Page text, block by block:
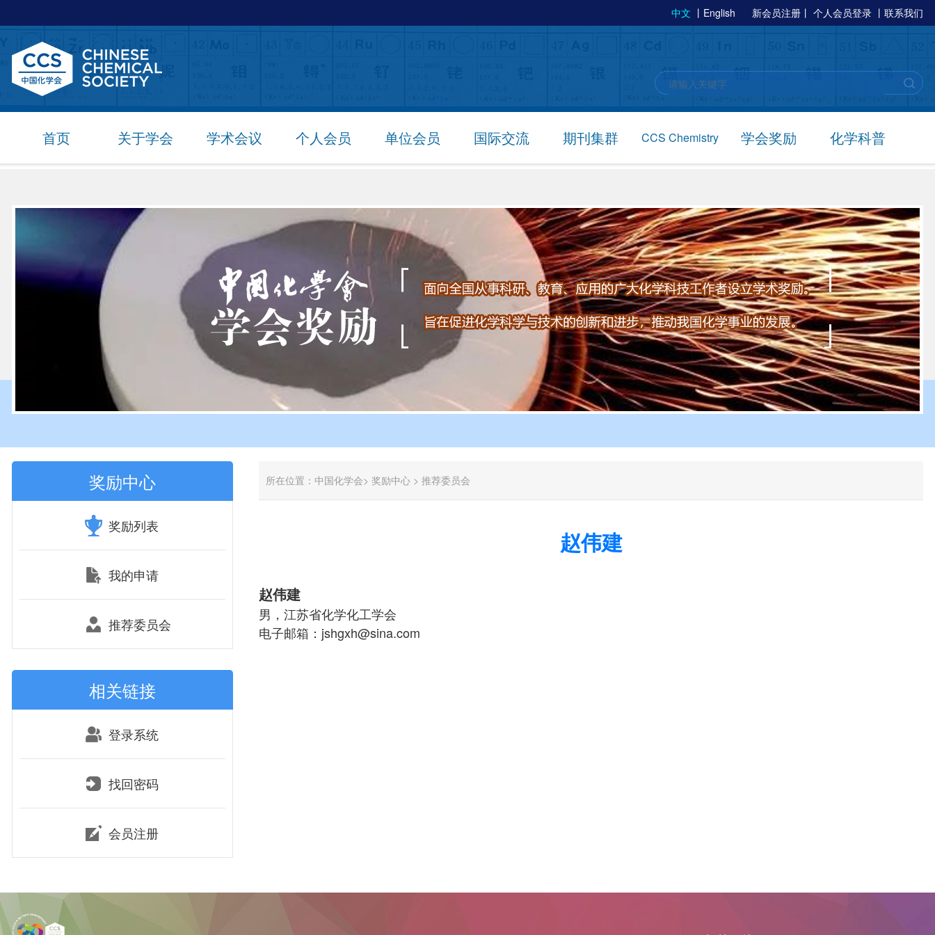
中文 丨 English 新会员注册 丨 个人会员登录 丨 联系我们
首页 关于学会 学术会议 个人会员 单位会员 国际交流 期刊集群 CCS Chemistry 学会奖励 化学科普
奖励中心
奖励列表
我的申请
推荐委员会
相关链接
登录系统
找回密码
会员注册
所在位置： 中国化学会> 奖励中心 > 推荐委员会
赵伟建
赵伟建
男，江苏省化学化工学会
电子邮箱：jshgxh@sina.com